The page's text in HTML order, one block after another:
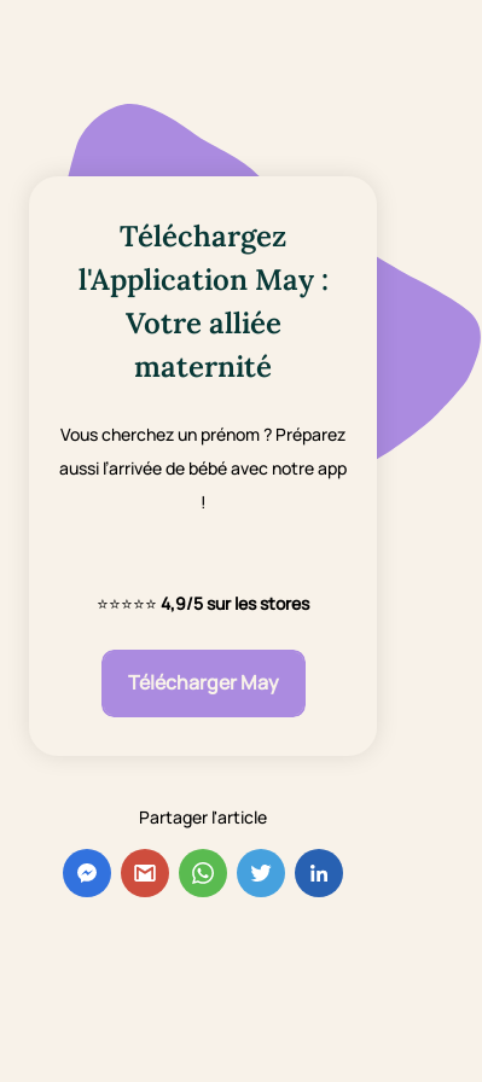
Téléchargez
l'Application May :
Votre alliée
maternité
Vous cherchez un prénom ? Préparez
aussi l’arrivée de bébé avec notre app
!
⭐⭐⭐⭐⭐ 4,9/5 sur les stores
Télécharger May
Partager l'article